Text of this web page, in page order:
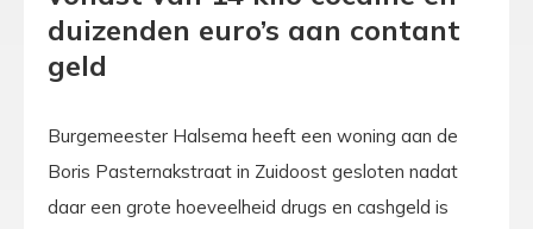
duizenden euro’s aan contant
geld
Burgemeester Halsema heeft een woning aan de
Boris Pasternakstraat in Zuidoost gesloten nadat
daar een grote hoeveelheid drugs en cashgeld is